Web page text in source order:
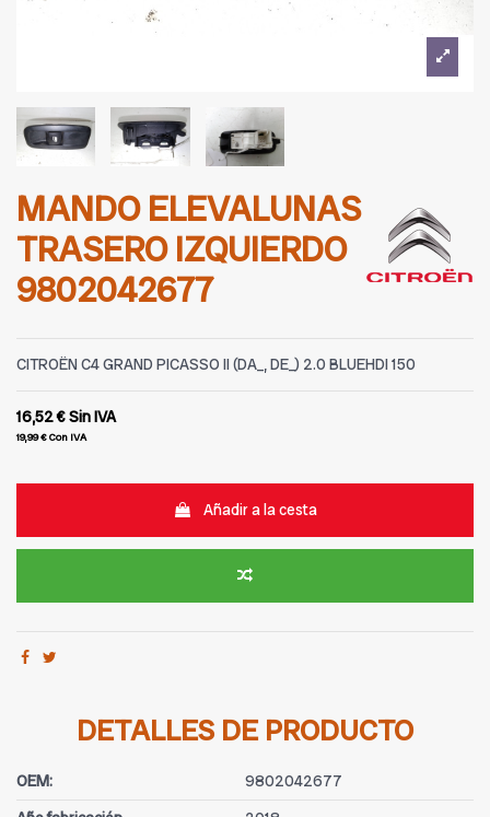
MANDO ELEVALUNAS
TRASERO IZQUIERDO
9802042677
CITROËN C4 GRAND PICASSO II (DA_, DE_) 2.0 BLUEHDI 150
16,52 €Sin IVA
19,99 €Con IVA
Añadir a la cesta
DETALLES DE PRODUCTO
OEM:
9802042677